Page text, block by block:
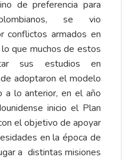
de preferencia para
se vio
conflictos armados en
que muchos de estos
sus estudios en
adoptaron el modelo
a lo anterior, en el año
inicio el Plan
el objetivo de apoyar
en la época de
a distintas misiones